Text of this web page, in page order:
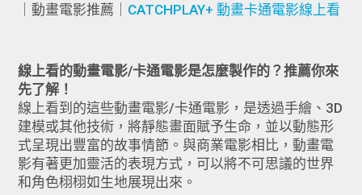
｜動畫電影推薦｜ CATCHPLAY+ 動畫卡通電影線上看
線上看的動畫電影/卡通電影是怎麼製作的？推薦你來
先了解！
線上看到的這些動畫電影/卡通電影，是透過手繪、3D
建模或其他技術，將靜態畫面賦予生命，並以動態形
式呈現出豐富的故事情節。與商業電影相比，動畫電
影有著更加靈活的表現方式，可以將不可思議的世界
和角色栩栩如生地展現出來。